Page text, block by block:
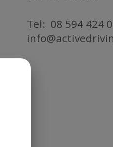
Tel: 08 594 424